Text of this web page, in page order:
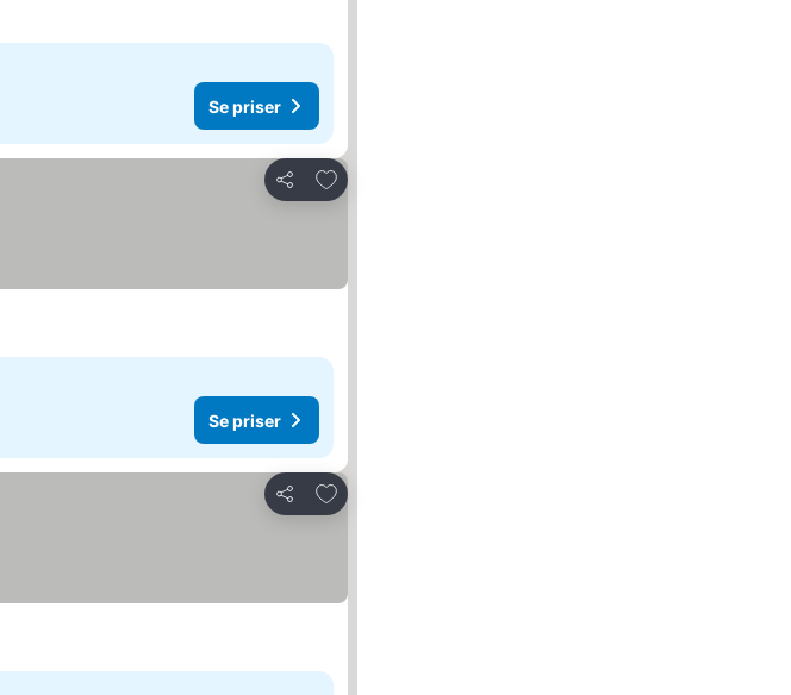
Se priser
Del
Legg til i favoritter
Se priser
Del
Legg til i favoritter